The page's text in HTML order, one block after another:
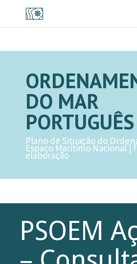
DO MAR
PORTUGUÊS
Plano de Situação do
Espaço Marítimo Nacional |
elaboração
PSOEM